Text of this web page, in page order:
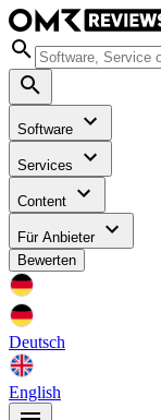
Software
Services
Content
Für Anbieter
Bewerten
Deutsch
English